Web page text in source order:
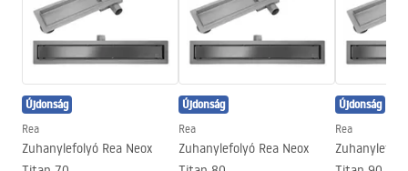
Kifolyó tartomány
160mm
Magasság
295mm
Csatlakozás átmérője
3/8 col
Garancia
Összeszerelési útmutató
faucet.pdf
Biztonsági információk
Safety_Information_Faucets.pdf
Újdonság
Rea
Zuhanylefolyó Rea Neox
Újdonság
Rea
Zuhanylefolyó Rea Neox
Újdonság
Rea